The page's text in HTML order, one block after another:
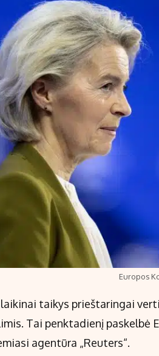
Europos
laikinai taikys prieštaringai
Tai penktadienį paskelbė
agentūra „Reuters“.